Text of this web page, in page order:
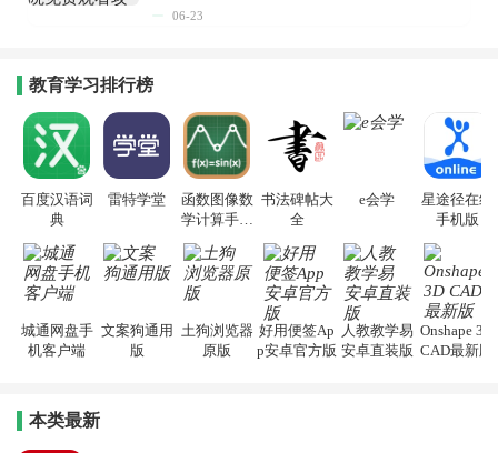
06-23
教育学习排行榜
百度汉语词
典
雷特学堂
函数图像数
学计算手机
书法碑帖大
全
e会学
星途径在线
手机版
城通网盘手
机客户端
文案狗通用
版
土狗浏览器
原版
好用便签Ap
p安卓官方版
人教教学易
安卓直装版
Onshape 3D
CAD最新版
本类最新